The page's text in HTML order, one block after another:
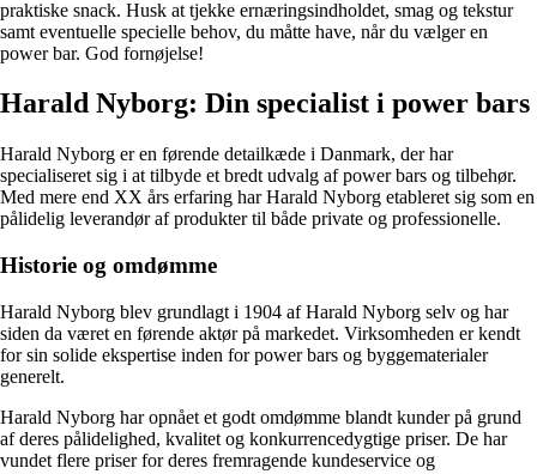
praktiske snack. Husk at tjekke ernæringsindholdet, smag og tekstur
samt eventuelle specielle behov, du måtte have, når du vælger en
power bar. God fornøjelse!
Harald Nyborg: Din specialist i power bars
Harald Nyborg er en førende detailkæde i Danmark, der har
specialiseret sig i at tilbyde et bredt udvalg af power bars og tilbehør.
Med mere end XX års erfaring har Harald Nyborg etableret sig som en
pålidelig leverandør af produkter til både private og professionelle.
Historie og omdømme
Harald Nyborg blev grundlagt i 1904 af Harald Nyborg selv og har
siden da været en førende aktør på markedet. Virksomheden er kendt
for sin solide ekspertise inden for power bars og byggematerialer
generelt.
Harald Nyborg har opnået et godt omdømme blandt kunder på grund
af deres pålidelighed, kvalitet og konkurrencedygtige priser. De har
vundet flere priser for deres fremragende kundeservice og